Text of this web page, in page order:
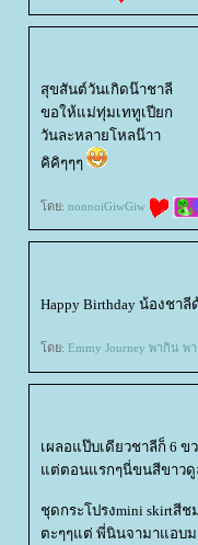
สุขสันต์วันเกิดน๊าชาลี
ขอให้แม่ทุ่มเททูเปียก
วันละหลายโหลน๊าา
คิคิๆๆๆ
ดย: nonnoiGiwGiw
Happy Birthday น้องชา
ดย: Emmy Journey พากิน พา
เผลอแป๊บเดียวชาลีก็ 6 ข
ต่ตอนแรกๆนี่ขนสีขาวดู
ชุดกระโปรงmini skirtสี
ตะๆๆแต่ พี่นินจามาแอบ